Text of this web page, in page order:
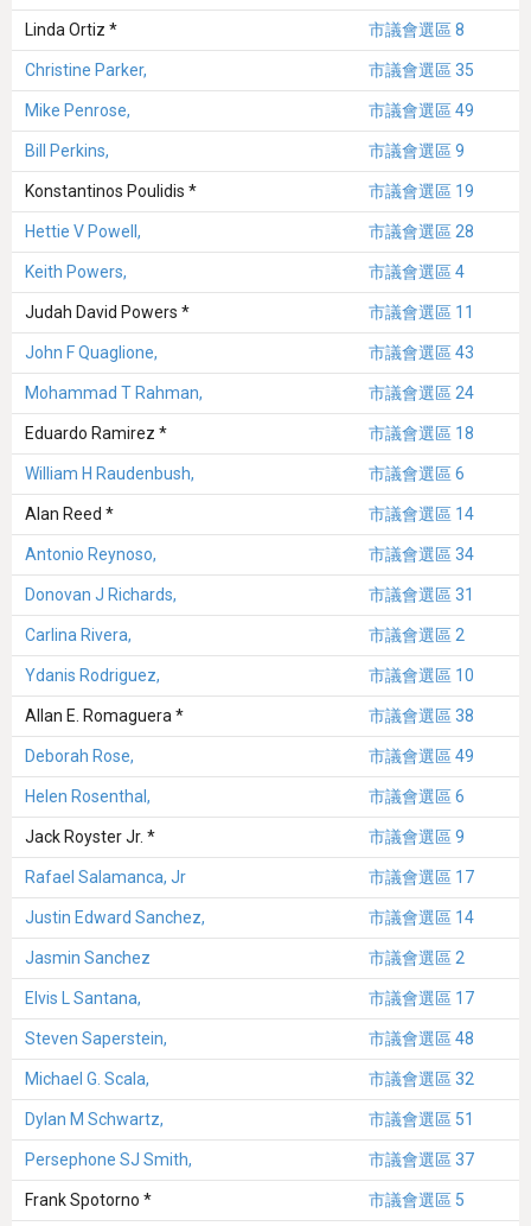
Linda Ortiz * 市議會選區 8
Christine Parker, 市議會選區 35
Mike Penrose, 市議會選區 49
Bill Perkins, 市議會選區 9
Konstantinos Poulidis * 市議會選區 19
Hettie V Powell, 市議會選區 28
Keith Powers, 市議會選區 4
Judah David Powers * 市議會選區 11
John F Quaglione, 市議會選區 43
Mohammad T Rahman, 市議會選區 24
Eduardo Ramirez * 市議會選區 18
William H Raudenbush, 市議會選區 6
Alan Reed * 市議會選區 14
Antonio Reynoso, 市議會選區 34
Donovan J Richards, 市議會選區 31
Carlina Rivera, 市議會選區 2
Ydanis Rodriguez, 市議會選區 10
Allan E. Romaguera * 市議會選區 38
Deborah Rose, 市議會選區 49
Helen Rosenthal, 市議會選區 6
Jack Royster Jr. * 市議會選區 9
Rafael Salamanca, Jr 市議會選區 17
Justin Edward Sanchez, 市議會選區 14
Jasmin Sanchez 市議會選區 2
Elvis L Santana, 市議會選區 17
Steven Saperstein, 市議會選區 48
Michael G. Scala, 市議會選區 32
Dylan M Schwartz, 市議會選區 51
Persephone SJ Smith, 市議會選區 37
Frank Spotorno * 市議會選區 5